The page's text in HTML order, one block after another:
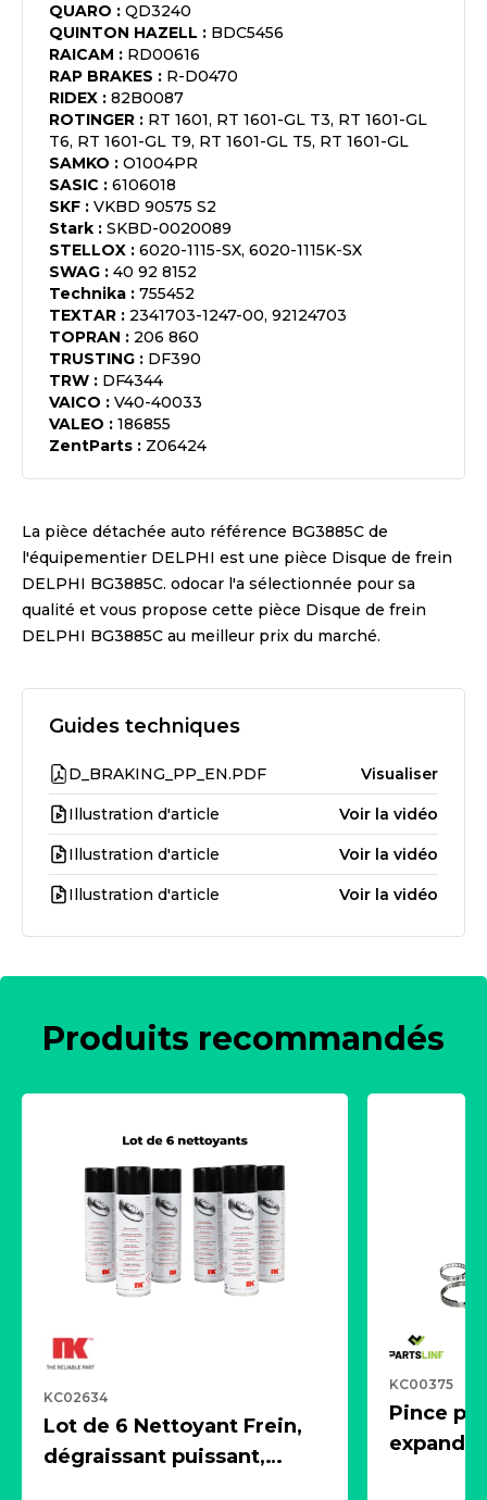
QUARO : QD3240
QUINTON HAZELL : BDC5456
RAICAM : RD00616
RAP BRAKES : R-D0470
RIDEX : 82B0087
ROTINGER : RT 1601, RT 1601-GL T3, RT 1601-GL
T6, RT 1601-GL T9, RT 1601-GL T5, RT 1601-GL
SAMKO : O1004PR
SASIC : 6106018
SKF : VKBD 90575 S2
Stark : SKBD-0020089
STELLOX : 6020-1115-SX, 6020-1115K-SX
SWAG : 40 92 8152
Technika : 755452
TEXTAR : 2341703-1247-00, 92124703
TOPRAN : 206 860
TRUSTING : DF390
TRW : DF4344
VAICO : V40-40033
VALEO : 186855
ZentParts : Z06424
La pièce détachée auto référence BG3885C de
l'équipementier DELPHI est une pièce Disque de frein
DELPHI BG3885C. odocar l'a sélectionnée pour sa
qualité et vous propose cette pièce Disque de frein
DELPHI BG3885C au meilleur prix du marché.
Guides techniques
D_BRAKING_PP_EN.PDF Visualiser
Illustration d'article Voir la vidéo
Illustration d'article Voir la vidéo
Illustration d'article Voir la vidéo
Produits recommandés
KC02634
Lot de 6 Nettoyant Frein,
dégraissant puissant,
KC00375
Pince